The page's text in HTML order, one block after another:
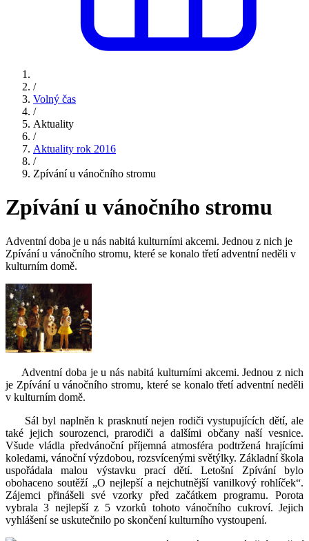
/
Volný čas
/
Aktuality
/
Aktuality rok 2016
/
Zpívání u vánočního stromu
Zpívání u vánočního stromu
Adventní doba je u nás nabitá kulturními akcemi. Jednou z nich je
Zpívání u vánočního stromu, které se konalo třetí adventní neděli v
kulturním domě.
Adventní doba je u nás nabitá kulturními akcemi. Jednou z nich
je Zpívání u vánočního stromu, které se konalo třetí adventní neděli
v kulturním domě.
Sál byl naplněn k prasknutí nejen rodiči vystupujících dětí, ale
také jejich sourozenci, prarodiči a dalšími občany naší vesnice.
Všude vládla předvánoční příjemná atmosféra podtržená hrajícími
koledami, vánoční výzdobou, rozsvícenými světýlky. Základní škola
uspořádala malou výstavku prací dětí. Letošní Zpívání bylo
obohaceno soutěží „O nejlepší a nejchutnější vanilkový rohlíček“.
Zájemci přinášeli své vzorky před začátkem programu. Porota
vybrala 3 nejlepší z 5 vzorků tohoto vánočního cukroví. Jejich
vyhlášení se uskutečnilo po skončení kulturního vystoupení.